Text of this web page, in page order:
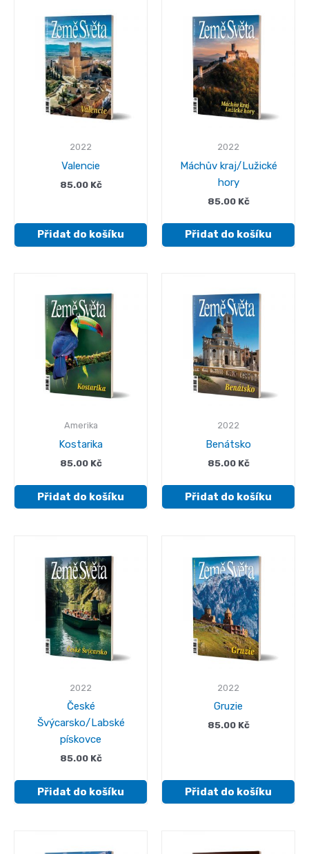
2022
Valencie
85.00 Kč
Přidat do košíku
2022
Máchův kraj/Lužické
hory
85.00 Kč
Přidat do košíku
Amerika
Kostarika
85.00 Kč
Přidat do košíku
2022
Benátsko
85.00 Kč
Přidat do košíku
2022
České
Švýcarsko/Labské
pískovce
85.00 Kč
Přidat do košíku
2022
Gruzie
85.00 Kč
Přidat do košíku